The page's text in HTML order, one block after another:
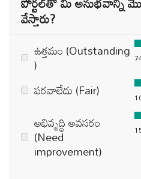
వేస్తారు?
ఉత్తమం (Outstanding
)
పరవాలేదు (Fair)
అభివృద్ధి అవసరం
(Need
improvement)